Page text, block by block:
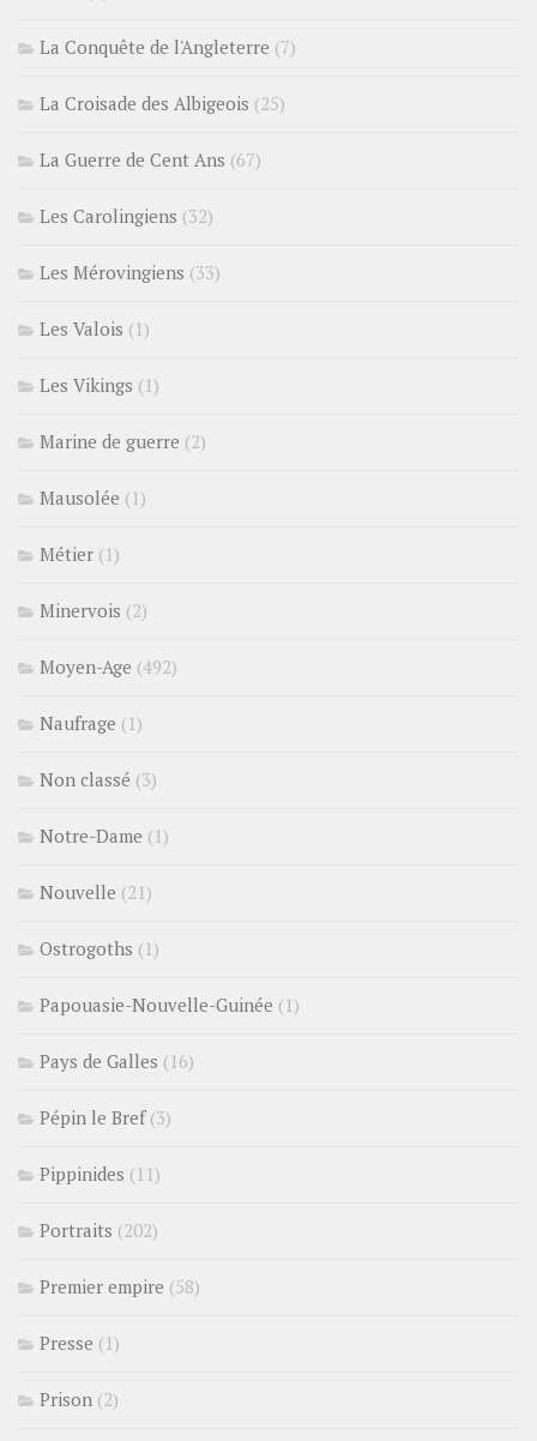
La Conquête de l'Angleterre (7)
La Croisade des Albigeois (25)
La Guerre de Cent Ans (67)
Les Carolingiens (32)
Les Mérovingiens (33)
Les Valois (1)
Les Vikings (1)
Marine de guerre (2)
Mausolée (1)
Métier (1)
Minervois (2)
Moyen-Age (492)
Naufrage (1)
Non classé (3)
Notre-Dame (1)
Nouvelle (21)
Ostrogoths (1)
Papouasie-Nouvelle-Guinée (1)
Pays de Galles (16)
Pépin le Bref(3)
Pippinides (11)
Portraits (202)
Premier empire (58)
Presse (1)
Prison (2)